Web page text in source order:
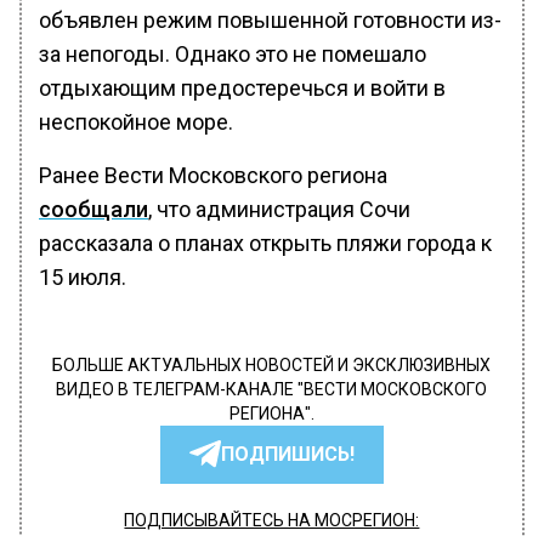
объявлен режим повышенной готовности из-
за непогоды. Однако это не помешало
отдыхающим предостеречься и войти в
неспокойное море.
Ранее Вести Московского региона
сообщали, что администрация Сочи
рассказала о планах открыть пляжи города к
15 июля.
БОЛЬШЕ АКТУАЛЬНЫХ НОВОСТЕЙ И ЭКСКЛЮЗИВНЫХ
ВИДЕО В ТЕЛЕГРАМ-КАНАЛЕ "ВЕСТИ МОСКОВСКОГО
РЕГИОНА".
ПОДПИШИСЬ!
ПОДПИСЫВАЙТЕСЬ НА МОСРЕГИОН: